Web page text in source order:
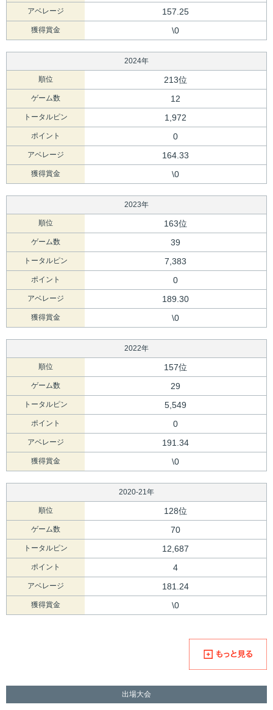
アベレージ 157.25
獲得賞金 \0
2024年
順位 213位
ゲーム数 12
トータルピン 1,972
ポイント 0
アベレージ 164.33
獲得賞金 \0
2023年
順位 163位
ゲーム数 39
トータルピン 7,383
ポイント 0
アベレージ 189.30
獲得賞金 \0
2022年
順位 157位
ゲーム数 29
トータルピン 5,549
ポイント 0
アベレージ 191.34
獲得賞金 \0
2020-21年
順位 128位
ゲーム数 70
トータルピン 12,687
ポイント 4
アベレージ 181.24
獲得賞金 \0
出場大会